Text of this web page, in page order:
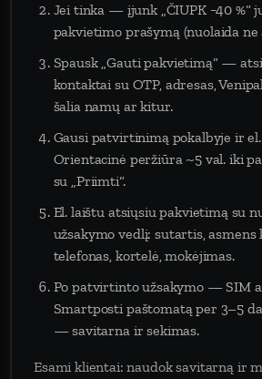
Jei tinka — įjunk „ČIUPK −40 %“
pakvietimo prašymą (nuolaida
Spausk „Gauti pakvietimą“ —
kontaktai su OTP, adresas,
šalia namų ar kitur.
Gausi patvirtinimą pokalbyje ir
Orientacinė peržiūra ~5 val. iki
su „Priimti“.
El. laištu atsiųsiu pakvietimą su
užsakymo vedlį: sutartis, asmens
telefonas, kortelė, mokėjimas.
Po patvirtinto užsakymo — SIM
Smartposti paštomatą per 3–5
— savitarna ir sekimas.
Esami klientai: naudok savitarną ir